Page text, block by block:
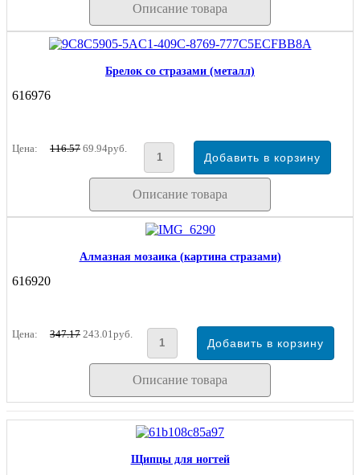
Описание товара
Брелок со стразами (металл)
616976
Цена: 116.57 69.94руб.
Описание товара
Алмазная мозаика (картина стразами)
616920
Цена: 347.17 243.01руб.
Описание товара
Щипцы для ногтей